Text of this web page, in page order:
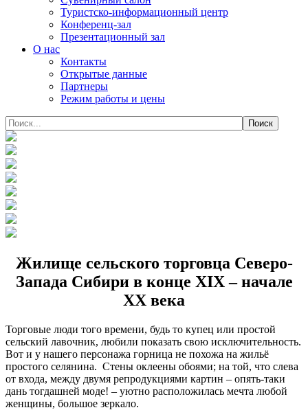
Туристско-информационный центр
Конференц-зал
Презентационный зал
О нас
Контакты
Открытые данные
Партнеры
Режим работы и цены
Жилище сельского торговца Северо-
Запада Сибири в конце XIX – начале
XX века
Торговые люди того времени, будь то купец или простой
сельский лавочник, любили показать свою исключительность.
Вот и у нашего персонажа горница не похожа на жильё
простого селянина. Стены оклеены обоями; на той, что слева
от входа, между двумя репродукциями картин – опять-таки
дань тогдашней моде! – уютно расположилась мечта любой
женщины, большое зеркало.